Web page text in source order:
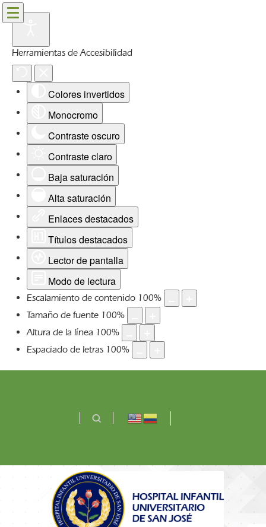
Herramientas de Accesibilidad
Colores invertidos
Monocromo
Contraste oscuro
Contraste claro
Baja saturación
Alta saturación
Enlaces destacados
Títulos destacados
Lector de pantalla
Modo de lectura
Escalamiento de contenido 100%
Tamaño de fuente 100%
Altura de la línea 100%
Espaciado de letras 100%